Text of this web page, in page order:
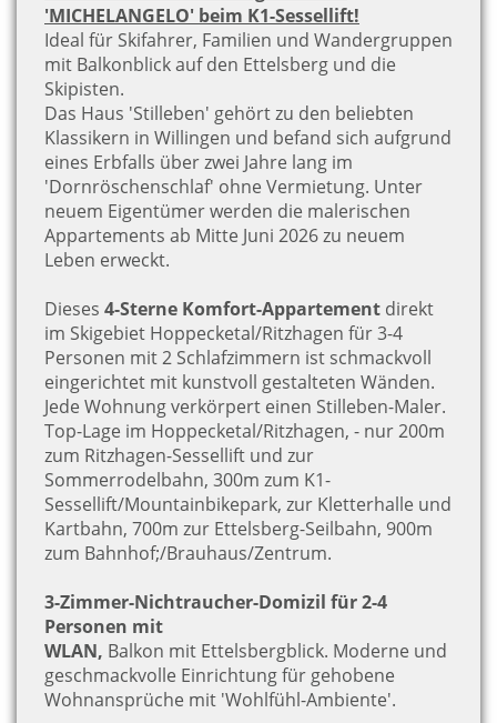
'MICHELANGELO' beim K1-Sessellift!
Ideal für Skifahrer, Familien und Wandergruppen
mit Balkonblick auf den Ettelsberg und die
Skipisten.
Das Haus 'Stilleben' gehört zu den beliebten
Klassikern in Willingen und befand sich aufgrund
eines Erbfalls über zwei Jahre lang im
'Dornröschenschlaf' ohne Vermietung. Unter
neuem Eigentümer werden die malerischen
Appartements ab Mitte Juni 2026 zu neuem
Leben erweckt.
Dieses 4-Sterne Komfort-Appartement direkt
im Skigebiet Hoppecketal/Ritzhagen für 3-4
Personen mit 2 Schlafzimmern ist schmackvoll
eingerichtet mit kunstvoll gestalteten Wänden.
Jede Wohnung verkörpert einen Stilleben-Maler.
Top-Lage im Hoppecketal/Ritzhagen, - nur 200m
zum Ritzhagen-Sessellift und zur
Sommerrodelbahn, 300m zum K1-
Sessellift/Mountainbikepark, zur Kletterhalle und
Kartbahn, 700m zur Ettelsberg-Seilbahn, 900m
zum Bahnhof;/Brauhaus/Zentrum.
3-Zimmer-Nichtraucher-Domizil für 2-4
Personen mit
WLAN, Balkon mit Ettelsbergblick. Moderne und
geschmackvolle Einrichtung für gehobene
Wohnansprüche mit 'Wohlfühl-Ambiente'.